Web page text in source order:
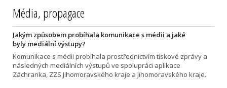
Média, propagace
Jakým způsobem probíhala komunikace s médii a jaké
byly mediální výstupy?
Komunikace s médii probíhala prostřednictvím tiskové zprávy a
následných mediálních výstupů ve spolupráci aplikace
Záchranka, ZZS Jihomoravského kraje a Jihomoravského kraje.